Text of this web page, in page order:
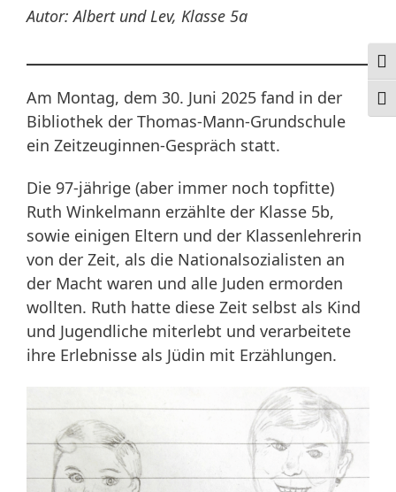
Autor: Albert und Lev, Klasse 5a
Am Montag, dem 30. Juni 2025 fand in der
Bibliothek der Thomas-Mann-Grundschule
ein Zeitzeuginnen-Gespräch statt.
Die 97-jährige (aber immer noch topfitte)
Ruth Winkelmann erzählte der Klasse 5b,
sowie einigen Eltern und der Klassenlehrerin
von der Zeit, als die Nationalsozialisten an
der Macht waren und alle Juden ermorden
wollten. Ruth hatte diese Zeit selbst als Kind
und Jugendliche miterlebt und verarbeitete
ihre Erlebnisse als Jüdin mit Erzählungen.